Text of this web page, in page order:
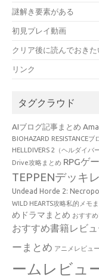
謎解き要素がある
初見プレイ動画
クリア後に読んでおきた
リンク
タグクラウド
AIブログ記事まとめ
BIOHAZARD RESISTANCEブ
HELLDIVERS 2（ヘルダイバ
Drive攻略まとめ RPGゲ
TEPPENデッキ
Undead Horde 2:
WILD HEARTS攻略私的メモ
めドラマまとめ おすす
おすすめ書籍レビ
ーまとめ アニメレビュ
ームレビュ